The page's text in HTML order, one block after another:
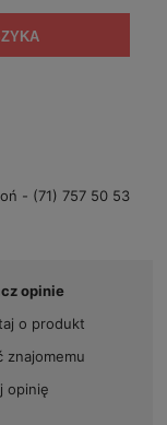
- (71) 757 50 53
opinie
o produkt
znajomemu
opinię